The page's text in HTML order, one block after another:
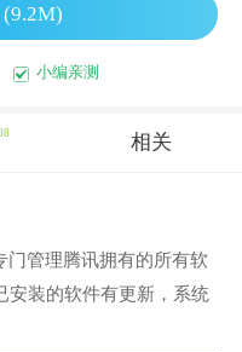
小编亲测
相关
门管理腾讯拥有的所有软
安装的软件有更新，系统